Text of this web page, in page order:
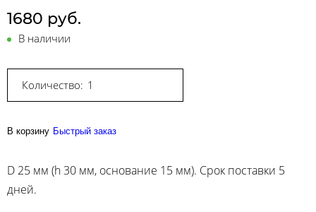
1680 руб.
В наличии
Количество:
В корзину Быстрый заказ
D 25 мм (h 30 мм, основание 15 мм). Срок поставки 5
дней.